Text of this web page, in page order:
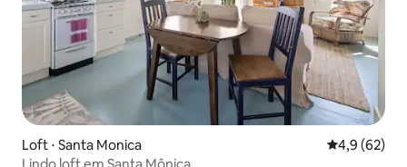
Loft ⋅ Santa Monica 4,9 de uma
4,9 (62)